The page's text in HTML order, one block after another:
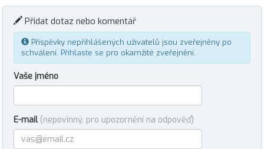
Přidat dotaz nebo komentář
Příspěvky nepřihlášených uživatelů jsou zveřejněny po
schválení. Přihlaste se pro okamžité zveřejnění.
Vaše jméno
E-mail (nepovinný, pro upozornění na odpověď)